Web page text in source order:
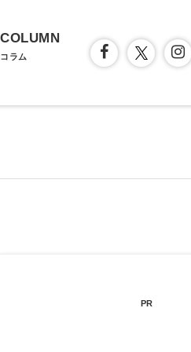
COLUMN
コラム
PR